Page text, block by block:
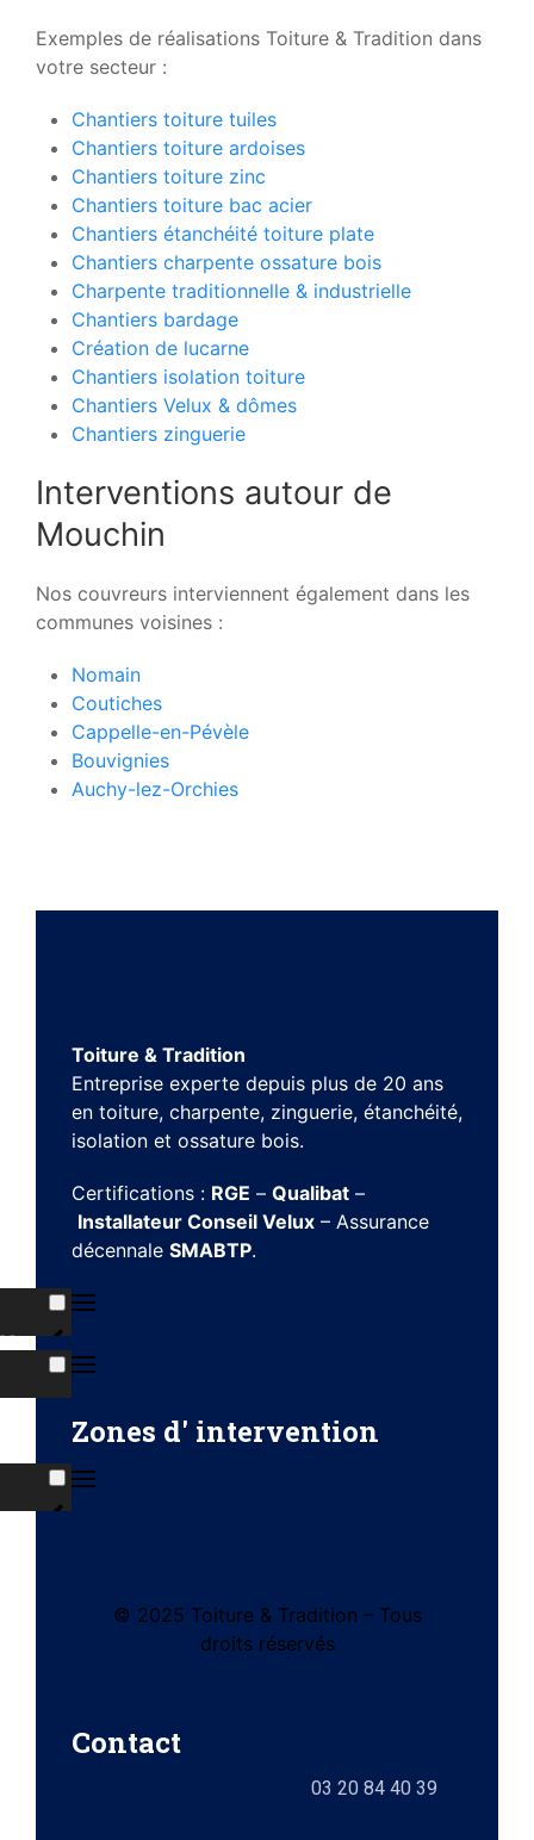
Exemples de réalisations Toiture & Tradition dans
votre secteur :
Chantiers toiture tuiles
Chantiers toiture ardoises
Chantiers toiture zinc
Chantiers toiture bac acier
Chantiers étanchéité toiture plate
Chantiers charpente ossature bois
Charpente traditionnelle & industrielle
Chantiers bardage
Création de lucarne
Chantiers isolation toiture
Chantiers Velux & dômes
Chantiers zinguerie
Interventions autour de
Mouchin
Nos couvreurs interviennent également dans les
communes voisines :
Nomain
Coutiches
Cappelle-en-Pévèle
Bouvignies
Auchy-lez-Orchies
Toiture & Tradition
Entreprise experte depuis plus de 20 ans
en toiture, charpente, zinguerie, étanchéité,
isolation et ossature bois.
Certifications : RGE – Qualibat –
Installateur Conseil Velux – Assurance
décennale SMABTP.
Zones d' intervention
© 2025 Toiture & Tradition – Tous
droits réservés
Contact
03 20 84 40 39